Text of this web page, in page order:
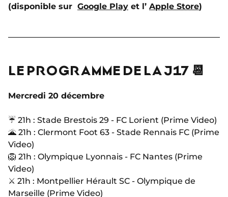
(disponible sur Google Play et l’ Apple Store)
LE PROGRAMME DE LA J17 📆
Mercredi 20 décembre
☔️ 21h : Stade Brestois 29 - FC Lorient (Prime Video)
🌋 21h : Clermont Foot 63 - Stade Rennais FC (Prime
Video)
🦁 21h : Olympique Lyonnais - FC Nantes (Prime
Video)
⚔️ 21h : Montpellier Hérault SC - Olympique de
Marseille (Prime Video)